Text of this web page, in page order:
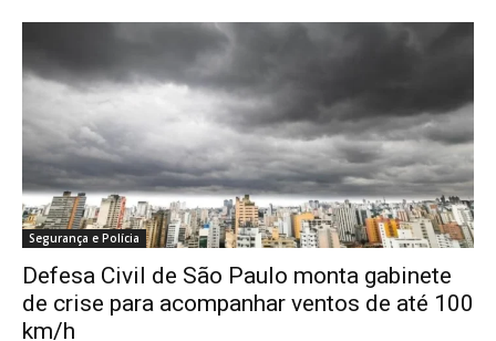
Segurança e Polícia
Defesa Civil de São Paulo monta gabinete
de crise para acompanhar ventos de até 100
km/h